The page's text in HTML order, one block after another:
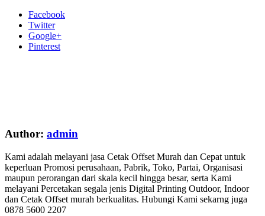
Facebook
Twitter
Google+
Pinterest
Author: admin
Kami adalah melayani jasa Cetak Offset Murah dan Cepat untuk
keperluan Promosi perusahaan, Pabrik, Toko, Partai, Organisasi
maupun perorangan dari skala kecil hingga besar, serta Kami
melayani Percetakan segala jenis Digital Printing Outdoor, Indoor
dan Cetak Offset murah berkualitas. Hubungi Kami sekarng juga
0878 5600 2207